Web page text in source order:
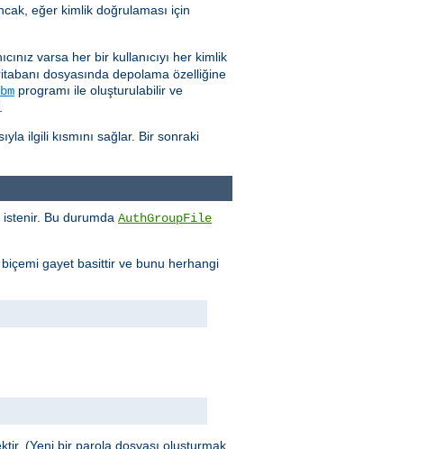
eğer kimlik doğrulaması için
varsa her bir kullanıcıyı her kimlik
dosyasında depolama özelliğine
programı ile oluşturulabilir ve
ilgili kısmını sağlar. Bir sonraki
istenir. Bu durumda AuthGroupFile
biçemi gayet basittir ve bunu herhangi
(Yeni bir parola dosyası oluşturmak